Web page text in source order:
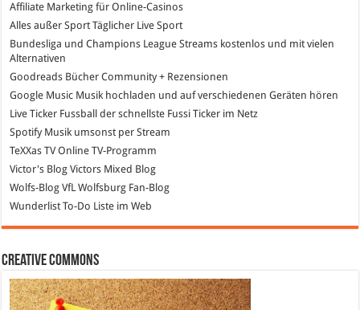
Affiliate Marketing für Online-Casinos
Alles außer SportTäglicher Live Sport
Bundesliga und Champions League Streams kostenlos und mit vielen
Alternativen
Goodreads Bücher Community + Rezensionen
Google Music Musik hochladen und auf verschiedenen Geräten hören
Live Ticker Fussball
der schnellste Fussi Ticker im Netz
SpotifyMusik umsonst per Stream
TeXXas TVOnline TV-Programm
Victor's Blog Victors Mixed Blog
Wolfs-Blog VfL Wolfsburg Fan-Blog
WunderlistTo-Do Liste im Web
Creative Commons